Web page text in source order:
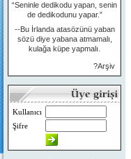
“Seninle dedikodu yapan, senin
de dedikodunu yapar.”
--Bu İrlanda atasözünü yaban
sözü diye yabana atmamalı,
kulağa küpe yapmalı.
?Arşiv
Kullanıcı
Şifre